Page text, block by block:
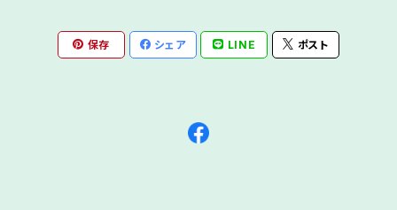
保存 シェア LINE ポスト